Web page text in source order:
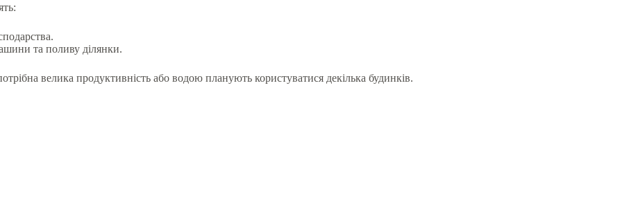
та поливу ділянки.
велика продуктивність або водою планують користуватися декілька будинків.